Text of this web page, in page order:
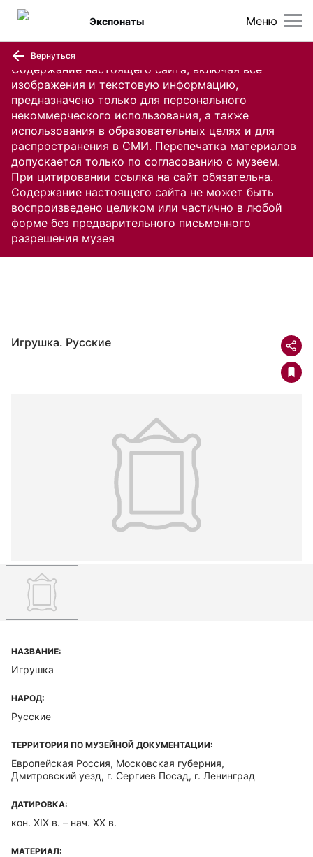
Содержание настоящего сайта, включая все
изображения и текстовую информацию,
предназначено только для персонального
некоммерческого использования, а также
использования в образовательных целях и для
распространения в СМИ. Перепечатка материалов
допускается только по согласованию с музеем.
При цитировании ссылка на сайт обязательна.
Содержание настоящего сайта не может быть
воспроизведено целиком или частично в любой
форме без предварительного письменного
разрешения музея
Меню
Экспонаты
Вернуться
Игрушка. Русские
НАЗВАНИЕ:
Игрушка
НАРОД:
Русские
ТЕРРИТОРИЯ ПО МУЗЕЙНОЙ ДОКУМЕНТАЦИИ:
Европейская Россия, Московская губерния,
Дмитровский уезд, г. Сергиев Посад, г. Ленинград
ДАТИРОВКА:
кон. XIX в. – нач. XX в.
МАТЕРИАЛ: